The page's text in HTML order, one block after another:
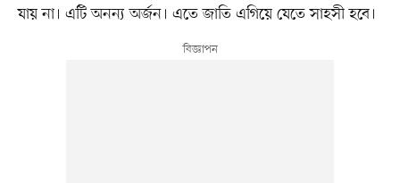
যায় না। এটি অনন্য অর্জন। এতে জাতি এগিয়ে যেতে সাহসী হবে।